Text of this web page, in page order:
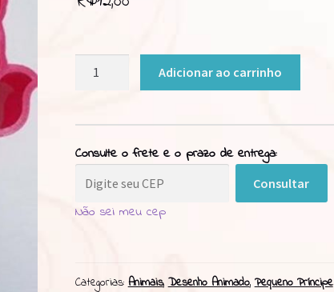
Cortador
Raposa
quantidade
Adicionar ao carrinho
Consulte o frete e o prazo de entrega:
Consultar
Não sei meu cep
Categorias:Animais,Desenho Animado,Pequeno Príncipe